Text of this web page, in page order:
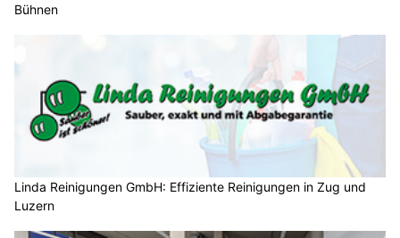
Bühnen
Linda Reinigungen GmbH: Effiziente Reinigungen in Zug und
Luzern